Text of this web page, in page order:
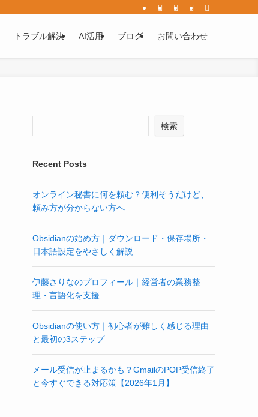
トラブル解決 AI活用 ブログ お問い合わせ
検索
Recent Posts
オンライン秘書に何を頼む？便利そうだけど、
頼み方が分からない方へ
Obsidianの始め方｜ダウンロード・保存場所・
日本語設定をやさしく解説
伊藤さりなのプロフィール｜経営者の業務整
理・言語化を支援
Obsidianの使い方｜初心者が難しく感じる理由
と最初の3ステップ
メール受信が止まるかも？GmailのPOP受信終了
と今すぐできる対応策【2026年1月】